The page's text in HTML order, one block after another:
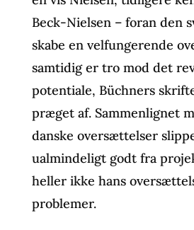
Beck-Nielsen – foran den
skabe en velfungerende
samtidig er tro mod det
potentiale, Büchners
præget af. Sammenlignet
danske oversættelser
ualmindeligt godt fra
heller ikke hans
problemer.